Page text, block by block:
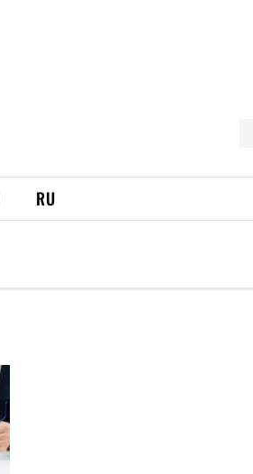
RU